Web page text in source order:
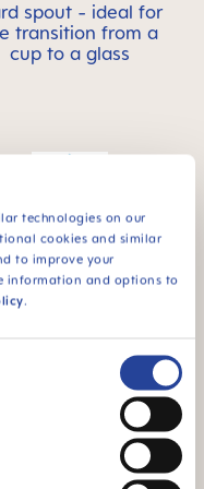
technologies on our
cookies and similar
to improve your
information and options to
.
spout - ideal for
transition from a
cup to a glass
- voor de
eerste keer
drinken